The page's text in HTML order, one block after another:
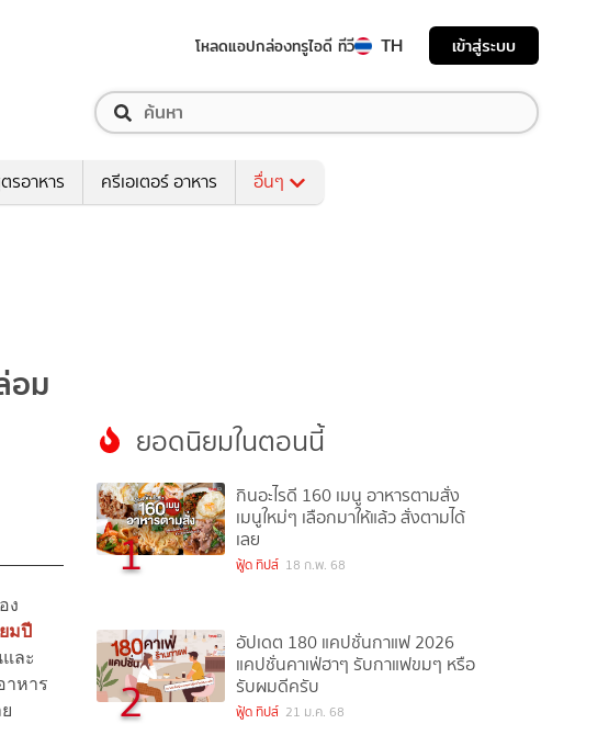
โหลดแอปกล่องทรูไอดี ทีวี TH เข้าสู่ระบบ
รอาหาร ครีเอเตอร์ อาหาร อื่นๆ
อม
ง
มปี
ละ
าหาร
ยอดนิยมในตอนนี้
1
กินอะไรดี 160 เมนู อาหารตามสั่ง
เมนูใหม่ๆ เลือกมาให้แล้ว สั่งตามได้
เลย
ฟู้ด ทิปส์ 18 ก.พ. 68
2
อัปเดต 180 แคปชั่นกาแฟ 2026
แคปชั่นคาเฟ่ฮาๆ รับกาแฟขมๆ หรือ
รับผมดีครับ
ฟู้ด ทิปส์ 21 ม.ค. 68